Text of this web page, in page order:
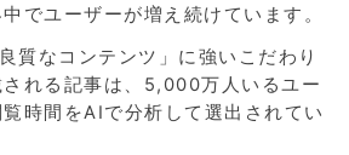
でユーザーが増え続けています。
質なコンテンツ」に強いこだわり
れる記事は、5,000万人いるユー
時間をAIで分析して選出されてい